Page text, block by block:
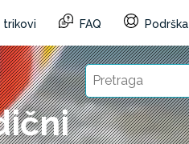
trikovi FAQ Podrška